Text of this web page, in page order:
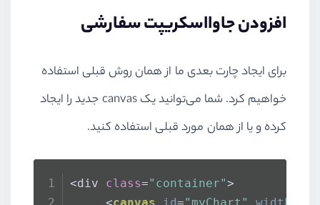
افزودن جاوااسکریپت سفارشی
برای ایجاد چارت بعدی ما از همان روش قبلی استفاده
خواهیم کرد. شما می‌توانید یک canvas جدید را ایجاد
کرده و یا از همان مورد قبلی استفاده کنید.
<div class="container">